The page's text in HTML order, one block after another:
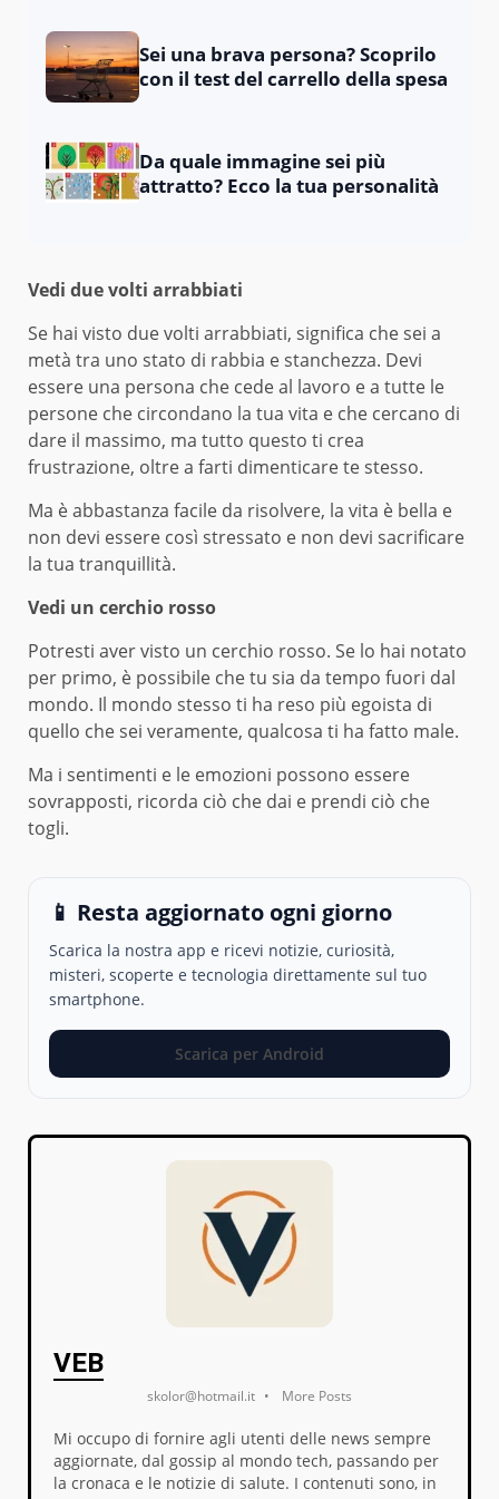
Sei una brava persona? Scoprilo
con il test del carrello della spesa
Da quale immagine sei più
attratto? Ecco la tua personalità
Vedi due volti arrabbiati
Se hai visto due volti arrabbiati, significa che sei a
metà tra uno stato di rabbia e stanchezza. Devi
essere una persona che cede al lavoro e a tutte le
persone che circondano la tua vita e che cercano di
dare il massimo, ma tutto questo ti crea
frustrazione, oltre a farti dimenticare te stesso.
Ma è abbastanza facile da risolvere, la vita è bella e
non devi essere così stressato e non devi sacrificare
la tua tranquillità.
Vedi un cerchio rosso
Potresti aver visto un cerchio rosso. Se lo hai notato
per primo, è possibile che tu sia da tempo fuori dal
mondo. Il mondo stesso ti ha reso più egoista di
quello che sei veramente, qualcosa ti ha fatto male.
Ma i sentimenti e le emozioni possono essere
sovrapposti, ricorda ciò che dai e prendi ciò che
togli.
📱 Resta aggiornato ogni giorno
Scarica la nostra app e ricevi notizie, curiosità,
misteri, scoperte e tecnologia direttamente sul tuo
smartphone.
Scarica per Android
VEB
skolor@hotmail.it • More Posts
Mi occupo di fornire agli utenti delle news sempre
aggiornate, dal gossip al mondo tech, passando per
la cronaca e le notizie di salute. I contenuti sono, in